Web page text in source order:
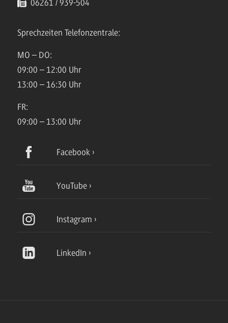
06261 / 939-504
Sprechzeiten Telefonzentrale:
MO – DO:
09:00 – 12:00 Uhr
13:00 – 16:30 Uhr
FR:
09:00 – 13:00 Uhr
Facebook
YouTube
Instagram
LinkedIn